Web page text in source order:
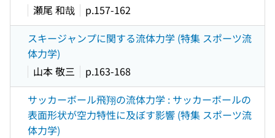
瀬尾 和哉
p.157-162
スキージャンプに関する流体力学 (特集 スポーツ流
体力学)
山本 敬三
p.163-168
サッカーボール飛翔の流体力学 : サッカーボールの
表面形状が空力特性に及ぼす影響 (特集 スポーツ流
体力学)